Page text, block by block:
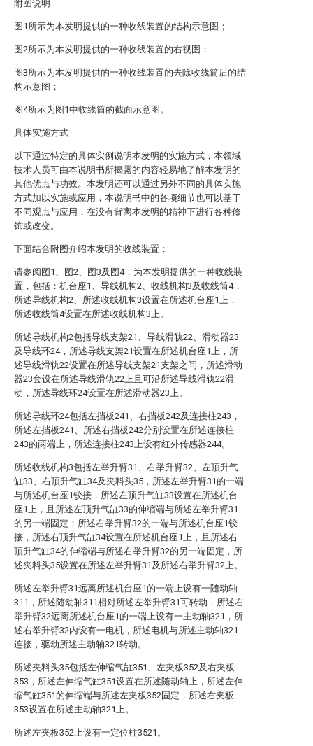
附图说明
图1所示为本发明提供的一种收线装置的结构示意图；
图2所示为本发明提供的一种收线装置的右视图；
图3所示为本发明提供的一种收线装置的去除收线筒后的结
构示意图；
图4所示为图1中收线筒的截面示意图。
具体实施方式
以下通过特定的具体实例说明本发明的实施方式，本领域
技术人员可由本说明书所揭露的内容轻易地了解本发明的
其他优点与功效。本发明还可以通过另外不同的具体实施
方式加以实施或应用，本说明书中的各项细节也可以基于
不同观点与应用，在没有背离本发明的精神下进行各种修
饰或改变。
下面结合附图介绍本发明的收线装置：
请参阅图1、图2、图3及图4，为本发明提供的一种收线装
置，包括：机台座1、导线机构2、收线机构3及收线筒4，
所述导线机构2、所述收线机构3设置在所述机台座1上，
所述收线筒4设置在所述收线机构3上。
所述导线机构2包括导线支架21、导线滑轨22、滑动器23
及导线环24，所述导线支架21设置在所述机台座1上，所
述导线滑轨22设置在所述导线支架21支架之间，所述滑动
器23套设在所述导线滑轨22上且可沿所述导线滑轨22滑
动，所述导线环24设置在所述滑动器23上。
所述导线环24包括左挡板241、右挡板242及连接柱243，
所述左挡板241、所述右挡板242分别设置在所述连接柱
243的两端上，所述连接柱243上设有红外传感器244。
所述收线机构3包括左举升臂31、右举升臂32、左顶升气
缸33、右顶升气缸34及夹料头35，所述左举升臂31的一端
与所述机台座1铰接，所述左顶升气缸33设置在所述机台
座1上，且所述左顶升气缸33的伸缩端与所述左举升臂31
的另一端固定；所述右举升臂32的一端与所述机台座1铰
接，所述右顶升气缸34设置在所述机台座1上，且所述右
顶升气缸34的伸缩端与所述右举升臂32的另一端固定，所
述夹料头35设置在所述左举升臂31及所述右举升臂32上。
所述左举升臂31远离所述机台座1的一端上设有一随动轴
311，所述随动轴311相对所述左举升臂31可转动，所述右
举升臂32远离所述机台座1的一端上设有一主动轴321，所
述右举升臂32内设有一电机，所述电机与所述主动轴321
连接，驱动所述主动轴321转动。
所述夹料头35包括左伸缩气缸351、左夹板352及右夹板
353，所述左伸缩气缸351设置在所述随动轴上，所述左伸
缩气缸351的伸缩端与所述左夹板352固定，所述右夹板
353设置在所述主动轴321上。
所述左夹板352上设有一定位柱3521。